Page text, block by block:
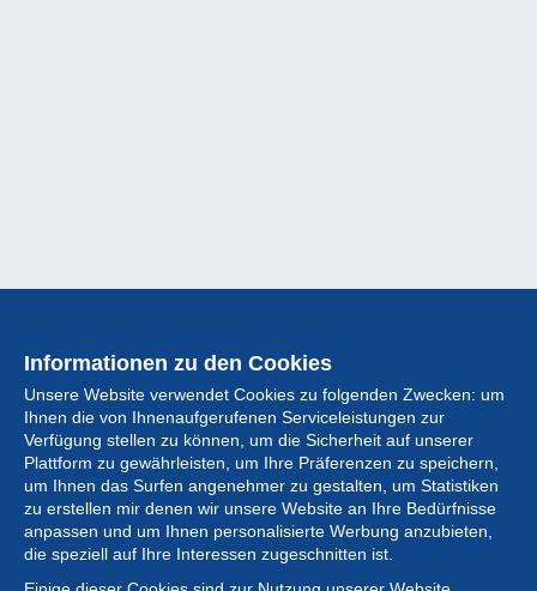
Informationen zu den Cookies
Unsere Website verwendet Cookies zu folgenden Zwecken: um
Ihnen die von Ihnenaufgerufenen Serviceleistungen zur
Verfügung stellen zu können, um die Sicherheit auf unserer
Plattform zu gewährleisten, um Ihre Präferenzen zu speichern,
um Ihnen das Surfen angenehmer zu gestalten, um Statistiken
zu erstellen mir denen wir unsere Website an Ihre Bedürfnisse
anpassen und um Ihnen personalisierte Werbung anzubieten,
die speziell auf Ihre Interessen zugeschnitten ist.
Sammlung